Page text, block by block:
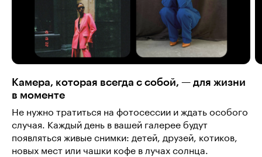
Камера, которая всегда с собой, — для жизни
в моменте
Не нужно тратиться на фотосессии и ждать особого
случая. Каждый день в вашей галерее будут
появляться живые снимки: детей, друзей, котиков,
новых мест или чашки кофе в лучах солнца.